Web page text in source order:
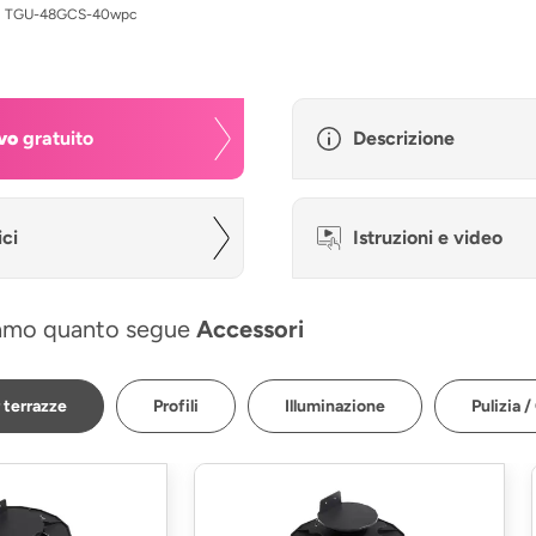
TGU-48GCS-40wpc
gratuito Descrizione
Istruzioni e video
quanto segue Accessori
Profili Illuminazione Pulizia /